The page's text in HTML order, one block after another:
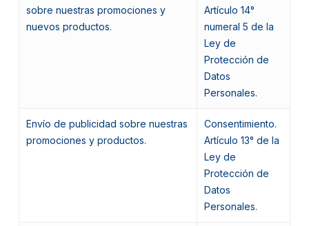
sobre nuestras promociones y
nuevos productos.
Artículo 14°
numeral 5 de la
Ley de
Protección de
Datos
Personales.
Envío de publicidad sobre nuestras
promociones y productos.
Consentimiento.
Artículo 13° de la
Ley de
Protección de
Datos
Personales.